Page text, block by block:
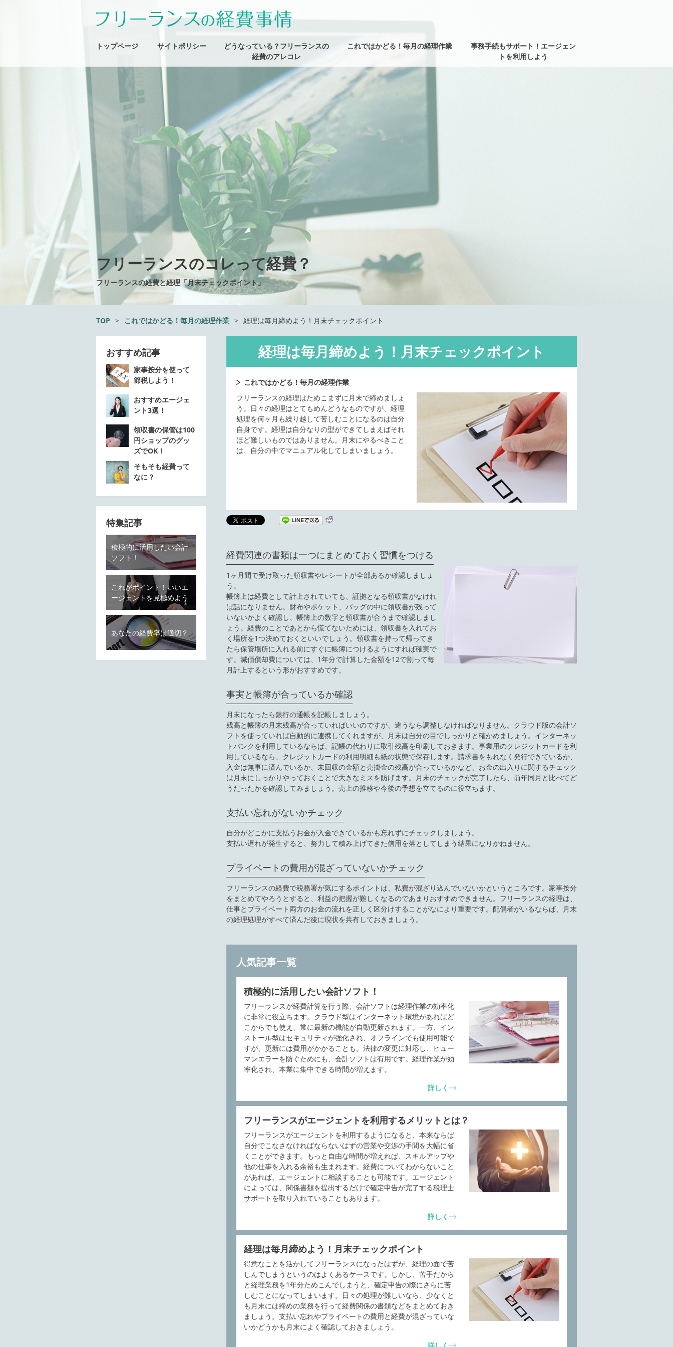
トップページ サイトポリシー
どうなっている？フリーランスの
経費のアレコレ
これではかどる！毎月の経理作業
事務手続もサポート！エージェン
トを利用しよう
フリーランスのコレって経費？
フリーランスの経費と経理「月末チェックポイント」
TOP > これではかどる！毎月の経理作業 > 経理は毎月締めよう！月末チェックポイント
経理は毎月締めよう！月末チェックポイント
これではかどる！毎月の経理作業
フリーランスの経理はためこまずに月末で締めましょ
う。日々の経理はとてもめんどうなものですが、経理
処理を何ヶ月も繰り越して苦しむことになるのは自分
自身です。経理は自分なりの型ができてしまえばそれ
ほど難しいものではありません。月末にやるべきこと
は、自分の中でマニュアル化してしまいましょう。
経費関連の書類は一つにまとめておく習慣をつける
1ヶ月間で受け取った領収書やレシートが全部あるか確認しましょ
う。
帳簿上は経費として計上されていても、証拠となる領収書がなけれ
ば話になりません。財布やポケット、バッグの中に領収書が残って
いないかよく確認し、帳簿上の数字と領収書が合うまで確認しまし
ょう。経費のことであとから慌てないためには、領収書を入れてお
く場所を1つ決めておくといいでしょう。領収書を持って帰ってき
たら保管場所に入れる前にすぐに帳簿につけるようにすれば確実で
す。減価償却費については、1年分で計算した金額を12で割って毎
月計上するという形がおすすめです。
事実と帳簿が合っているか確認
月末になったら銀行の通帳を記帳しましょう。
残高と帳簿の月末残高が合っていればいいのですが、違うなら調整しなければなりません。クラウド版の会計ソ
フトを使っていれば自動的に連携してくれますが、月末は自分の目でしっかりと確かめましょう。インターネッ
トバンクを利用しているならば、記帳の代わりに取引残高を印刷しておきます。事業用のクレジットカードを利
用しているなら、クレジットカードの利用明細も紙の状態で保存します。請求書をもれなく発行できているか、
入金は無事に済んでいるか、未回収の金額と売掛金の残高が合っているかなど、お金の出入りに関するチェック
は月末にしっかりやっておくことで大きなミスを防げます。月末のチェックが完了したら、前年同月と比べてど
うだったかを確認してみましょう。売上の推移や今後の予想を立てるのに役立ちます。
支払い忘れがないかチェック
自分がどこかに支払うお金が入金できているかも忘れずにチェックしましょう。
支払い遅れが発生すると、努力して積み上げてきた信用を落としてしまう結果になりかねません。
プライベートの費用が混ざっていないかチェック
フリーランスの経費で税務署が気にするポイントは、私費が混ざり込んでいないかというところです。家事按分
をまとめてやろうとすると、利益の把握が難しくなるのであまりおすすめできません。フリーランスの経理は、
仕事とプライベート両方のお金の流れを正しく区分けすることがなにより重要です。配偶者がいるならば、月末
の経理処理がすべて済んだ後に現状を共有しておきましょう。
人気記事一覧
積極的に活用したい会計ソフト！
フリーランスが経費計算を行う際、会計ソフトは経理作業の効率化
に非常に役立ちます。クラウド型はインターネット環境があればど
こからでも使え、常に最新の機能が自動更新されます。一方、イン
ストール型はセキュリティが強化され、オフラインでも使用可能で
すが、更新には費用がかかることも。法律の変更に対応し、ヒュー
マンエラーを防ぐためにも、会計ソフトは有用です。経理作業が効
率化され、本業に集中できる時間が増えます。
詳しく
フリーランスがエージェントを利用するメリットとは？
フリーランスがエージェントを利用するようになると、本来ならば
自分でこなさなければならないはずの営業や交渉の手間を大幅に省
くことができます。もっと自由な時間が増えれば、スキルアップや
他の仕事を入れる余裕も生まれます。経費についてわからないこと
があれば、エージェントに相談することも可能です。エージェント
によっては、関係書類を提出するだけで確定申告が完了する税理士
サポートを取り入れていることもあります。
詳しく
経理は毎月締めよう！月末チェックポイント
得意なことを活かしてフリーランスになったはずが、経理の面で苦
しんでしまうというのはよくあるケースです。しかし、苦手だから
と経理業務を1年分ためこんでしまうと、確定申告の際にさらに苦
しむことになってしまいます。日々の処理が難しいなら、少なくと
も月末には締めの業務を行って経費関係の書類などをまとめておき
ましょう。支払い忘れやプライベートの費用と経費が混ざっていな
いかどうかも月末によく確認しておきましょう。
おすすめ記事
家事按分を使って
節税しよう！
おすすめエージェ
ント3選！
領収書の保管は100
円ショップのグッ
ズでOK！
そもそも経費って
なに？
特集記事
積極的に活用したい会計
ソフト！
これがポイント！いいエ
ージェントを見極めよう
あなたの経費率は適切？